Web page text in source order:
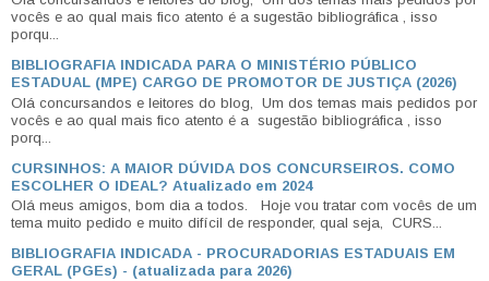
vocês e ao qual mais fico atento é a sugestão bibliográfica , isso
porqu...
BIBLIOGRAFIA INDICADA PARA O MINISTÉRIO PÚBLICO
ESTADUAL (MPE) CARGO DE PROMOTOR DE JUSTIÇA (2026)
Olá concursandos e leitores do blog, Um dos temas mais pedidos por
vocês e ao qual mais fico atento é a sugestão bibliográfica , isso
porq...
CURSINHOS: A MAIOR DÚVIDA DOS CONCURSEIROS. COMO
ESCOLHER O IDEAL? Atualizado em 2024
Olá meus amigos, bom dia a todos. Hoje vou tratar com vocês de um
tema muito pedido e muito difícil de responder, qual seja, CURS...
BIBLIOGRAFIA INDICADA - PROCURADORIAS ESTADUAIS EM
GERAL (PGEs) - (atualizada para 2026)